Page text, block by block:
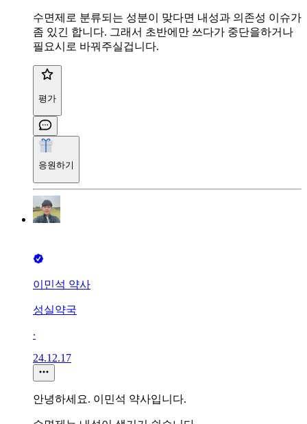
수면제로 분류되는 성분이 맞다면 내성과 의존성 이슈가
좀 있긴 합니다. 그래서 초반에만 쓰다가 중단을하거나
필요시로 바꿔주실겁니다.
평가
응원하기
이민석 약사
성실약국
∙
24.12.17
안녕하세요. 이민석 약사입니다.